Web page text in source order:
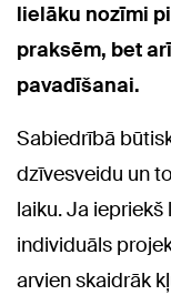
lielāku nozīmi
praksēm, bet
pavadīšanai.
Sabiedrībā
dzīvesveidu un
laiku. Ja
individuāls
arvien skaidrāk